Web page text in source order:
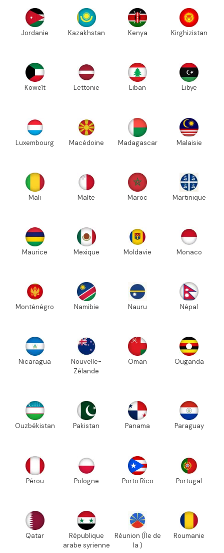
Jordanie Kazakhstan Kenya Kirghizistan
Koweït Lettonie Liban Libye
Luxembourg Macédoine Madagascar Malaisie
Mali Malte Maroc Martinique
Maurice Mexique Moldavie Monaco
Monténégro Namibie Nauru Népal
Nicaragua
Nouvelle-
Zélande
Oman Ouganda
Ouzbékistan Pakistan Panama Paraguay
Pérou Pologne Porto Rico Portugal
Qatar
République
arabe syrienne
Réunion (Île de
la )
Roumanie